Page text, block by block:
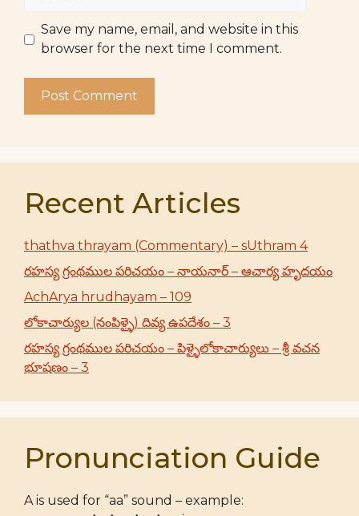
Save my name, email, and website in this
browser for the next time I comment.
Recent Articles
thathva thrayam (Commentary) – sUthram 4
రహస్య గ్రంథముల పరిచయం – నాయనార్ – ఆచార్య హృదయం
AchArya hrudhayam – 109
లోకాచార్యుల (నంపిళ్ళై) దివ్య ఉపదేశం – 3
రహస్య గ్రంథముల పరిచయం – పిళ్ళైలోకాచార్యులు – శ్రీ వచన
భూషణం – 3
Pronunciation Guide
A is used for “aa” sound – example: